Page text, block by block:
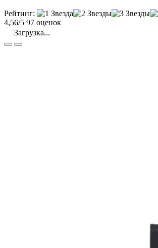
Рейтинг:
4,56/5 97 оценок
Загрузка...